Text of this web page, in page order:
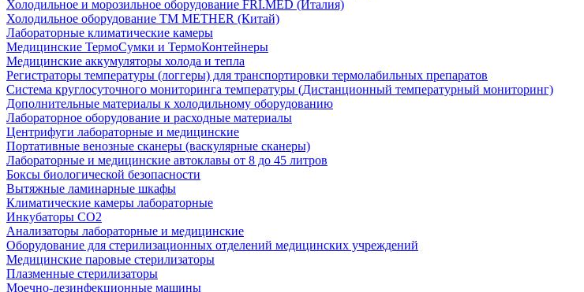
Холодильное и морозильное оборудование FRI.MED (Италия)
Холодильное оборудование TM METHER (Китай)
Лабораторные климатические камеры
Медицинские ТермоСумки и ТермоКонтейнеры
Медицинские аккумуляторы холода и тепла
Регистраторы температуры (логгеры) для транспортировки термолабильных препаратов
Система круглосуточного мониторинга температуры (Дистанционный температурный мониторинг)
Дополнительные материалы к холодильному оборудованию
Лабораторное оборудование и расходные материалы
Центрифуги лабораторные и медицинские
Портативные венозные сканеры (васкулярные сканеры)
Лабораторные и медицинские автоклавы от 8 до 45 литров
Боксы биологической безопасности
Вытяжные ламинарные шкафы
Климатические камеры лабораторные
Инкубаторы СО2
Анализаторы лабораторные и медицинские
Оборудование для стерилизационных отделений медицинских учреждений
Медицинские паровые стерилизаторы
Плазменные стерилизаторы
Моечно-дезинфекционные машины